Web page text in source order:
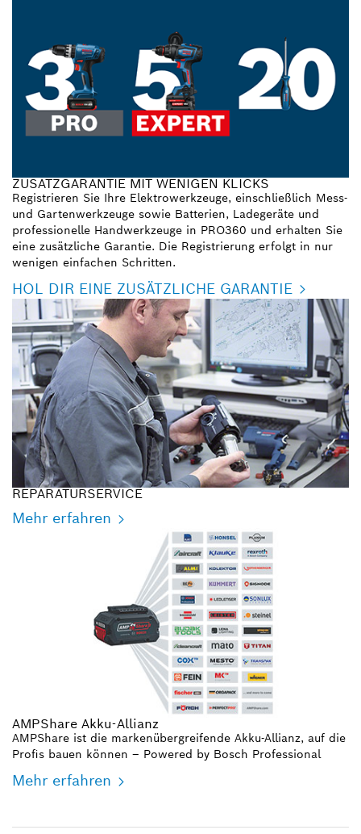
ZUSATZGARANTIE MIT WENIGEN KLICKS
Registrieren Sie Ihre Elektrowerkzeuge, einschließlich Mess-
und Gartenwerkzeuge sowie Batterien, Ladegeräte und
professionelle Handwerkzeuge in PRO360 und erhalten Sie
eine zusätzliche Garantie. Die Registrierung erfolgt in nur
wenigen einfachen Schritten.
HOL DIR EINE ZUSÄTZLICHE GARANTIE
REPARATURSERVICE
Mehr erfahren
AMPShare Akku-Allianz
AMPShare ist die markenübergreifende Akku-Allianz, auf die
Profis bauen können – Powered by Bosch Professional
Mehr erfahren